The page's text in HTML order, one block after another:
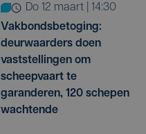
do 12 maart | 14:30
Vakbondsbetoging:
deurwaarders doen
vaststellingen om
scheepvaart te
garanderen, 120 schepen
wachtende